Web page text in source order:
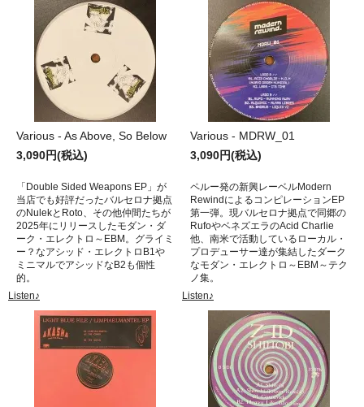
Various - As Above, So Below
3,090円(税込)
「Double Sided Weapons EP」が
当店でも好評だったバルセロナ拠点
のNulekとRoto、その他仲間たちが
2025年にリリースしたモダン・ダ
ーク・エレクトロ～EBM。グライミ
ー？なアシッド・エレクトロB1や
ミニマルでアシッドなB2も個性
的。
Listen♪
Various - MDRW_01
3,090円(税込)
ペルー発の新興レーベルModern
RewindによるコンピレーションEP
第一弾。現バルセロナ拠点で同郷の
RufoやベネズエラのAcid Charlie
他、南米で活動しているローカル・
プロデューサー達が集結したダーク
なモダン・エレクトロ～EBM～テク
ノ集。
Listen♪